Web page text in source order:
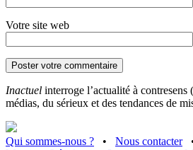
Votre site web
Inactuel interroge l’actualité à contresens
médias, du sérieux et des tendances de
Qui sommes-nous ? • Nous contacter